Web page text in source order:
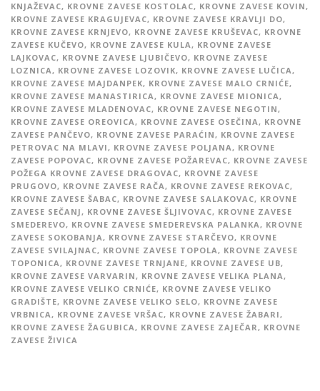
KNJAŽEVAC, KROVNE ZAVESE KOSTOLAC, KROVNE ZAVESE KOVIN,
KROVNE ZAVESE KRAGUJEVAC, KROVNE ZAVESE KRAVLJI DO,
KROVNE ZAVESE KRNJEVO, KROVNE ZAVESE KRUŠEVAC, KROVNE
ZAVESE KUČEVO, KROVNE ZAVESE KULA, KROVNE ZAVESE
LAJKOVAC, KROVNE ZAVESE LJUBIČEVO, KROVNE ZAVESE
LOZNICA, KROVNE ZAVESE LOZOVIK, KROVNE ZAVESE LUČICA,
KROVNE ZAVESE MAJDANPEK, KROVNE ZAVESE MALO CRNIĆE,
KROVNE ZAVESE MANASTIRICA, KROVNE ZAVESE MIONICA,
KROVNE ZAVESE MLADENOVAC, KROVNE ZAVESE NEGOTIN,
KROVNE ZAVESE OREOVICA, KROVNE ZAVESE OSEČINA, KROVNE
ZAVESE PANČEVO, KROVNE ZAVESE PARAĆIN, KROVNE ZAVESE
PETROVAC NA MLAVI, KROVNE ZAVESE POLJANA, KROVNE
ZAVESE POPOVAC, KROVNE ZAVESE POŽAREVAC, KROVNE ZAVESE
POŽEGA KROVNE ZAVESE DRAGOVAC, KROVNE ZAVESE
PRUGOVO, KROVNE ZAVESE RAČA, KROVNE ZAVESE REKOVAC,
KROVNE ZAVESE ŠABAC, KROVNE ZAVESE SALAKOVAC, KROVNE
ZAVESE SEČANJ, KROVNE ZAVESE ŠLJIVOVAC, KROVNE ZAVESE
SMEDEREVO, KROVNE ZAVESE SMEDEREVSKA PALANKA, KROVNE
ZAVESE SOKOBANJA, KROVNE ZAVESE STARČEVO, KROVNE
ZAVESE SVILAJNAC, KROVNE ZAVESE TOPOLA, KROVNE ZAVESE
TOPONICA, KROVNE ZAVESE TRNJANE, KROVNE ZAVESE UB,
KROVNE ZAVESE VARVARIN, KROVNE ZAVESE VELIKA PLANA,
KROVNE ZAVESE VELIKO CRNIĆE, KROVNE ZAVESE VELIKO
GRADIŠTE, KROVNE ZAVESE VELIKO SELO, KROVNE ZAVESE
VRBNICA, KROVNE ZAVESE VRŠAC, KROVNE ZAVESE ŽABARI,
KROVNE ZAVESE ŽAGUBICA, KROVNE ZAVESE ZAJEČAR, KROVNE
ZAVESE ŽIVICA